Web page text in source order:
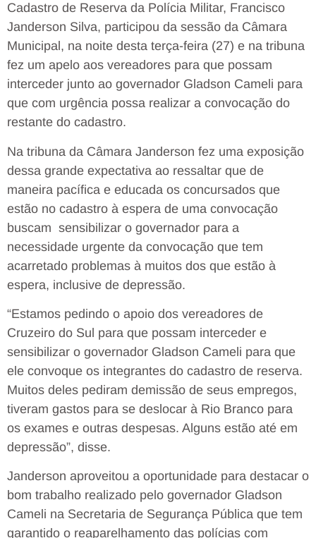
Cadastro de Reserva da Polícia Militar, Francisco
Janderson Silva, participou da sessão da Câmara
Municipal, na noite desta terça-feira (27) e na tribuna
fez um apelo aos vereadores para que possam
interceder junto ao governador Gladson Cameli para
que com urgência possa realizar a convocação do
restante do cadastro.
Na tribuna da Câmara Janderson fez uma exposição
dessa grande expectativa ao ressaltar que de
maneira pacífica e educada os concursados que
estão no cadastro à espera de uma convocação
buscam sensibilizar o governador para a
necessidade urgente da convocação que tem
acarretado problemas à muitos dos que estão à
espera, inclusive de depressão.
“Estamos pedindo o apoio dos vereadores de
Cruzeiro do Sul para que possam interceder e
sensibilizar o governador Gladson Cameli para que
ele convoque os integrantes do cadastro de reserva.
Muitos deles pediram demissão de seus empregos,
tiveram gastos para se deslocar à Rio Branco para
os exames e outras despesas. Alguns estão até em
depressão”, disse.
Janderson aproveitou a oportunidade para destacar o
bom trabalho realizado pelo governador Gladson
Cameli na Secretaria de Segurança Pública que tem
garantido o reaparelhamento das polícias com